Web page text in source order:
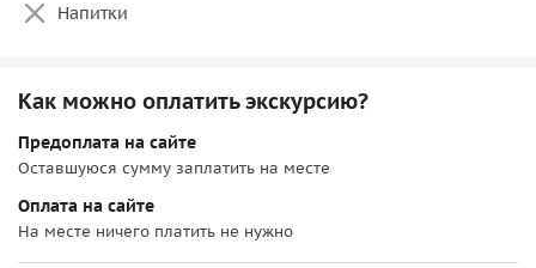
Напитки
Как можно оплатить экскурсию?
Предоплата на сайте
Оставшуюся сумму заплатить на месте
Оплата на сайте
На месте ничего платить не нужно